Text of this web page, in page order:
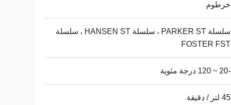
خرطوم
سلسلة PARKER ST ، سلسلة HANSEN ST ، سلسلة
FOSTER FST
-20 ~ 120 درجة مئوية
45 لتر / دقيقة